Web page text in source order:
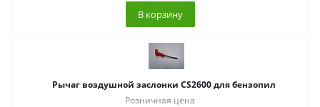
В корзину
Рычаг воздушной заслонки CS2600 для бензопил
Розничная цена